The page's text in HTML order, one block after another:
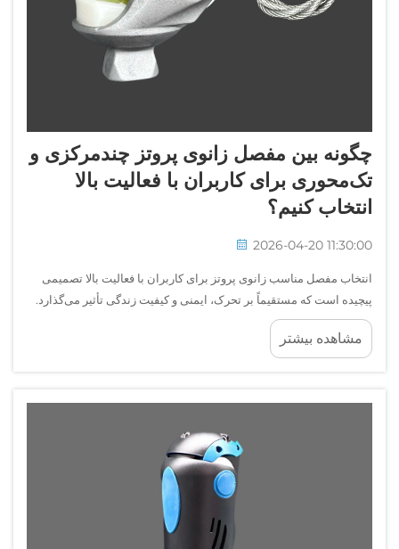
چگونه بین مفصل زانوی پروتز چندمرکزی و
تک‌محوری برای کاربران با فعالیت بالا
انتخاب کنیم؟
2026-04-20 11:30:00
انتخاب مفصل مناسب زانوی پروتز برای کاربران با فعالیت بالا تصمیمی
پیچیده است که مستقیماً بر تحرک، ایمنی و کیفیت زندگی تأثیر می‌گذارد.
برای افراد آمپوته‌ای که در دویدن، ورزش یا کارهای فیزیکی سنگین
مشارکت دارند، انتخاب بین...
مشاهده بیشتر